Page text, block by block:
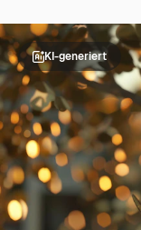
KI-generiert